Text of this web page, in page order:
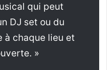
qui peut
DJ set ou du
à chaque lieu et
»